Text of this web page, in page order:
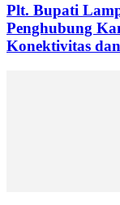
Plt. Bupati
Penghubung
Konektivitas